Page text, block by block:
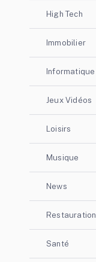
High Tech
Immobilier
Informatique
Jeux Vidéos
Loisirs
Musique
News
Restauration
Santé